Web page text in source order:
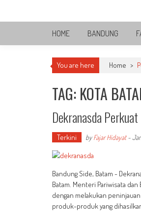
Bandung Side
Sisi Cantik Bandung
HOME BANDUNG
You are here Home >
TAG: KOTA
Dekranasda
Terkini byFajar Hidayat-
Bandung Side, Batam -
Batam. Menteri Pariwisata
dengan melakukan
produk-produk yang